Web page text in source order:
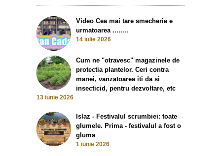
Video Cea mai tare smecherie e
urmatoarea ........
14 iulie 2026
Cum ne "otravesc" magazinele de
protectia plantelor. Ceri contra
manei, vanzatoarea iti da si
insecticid, pentru dezvoltare, etc
13 iunie 2026
Islaz - Festivalul scrumbiei: toate
glumele. Prima - festivalul a fost o
gluma
1 iunie 2026